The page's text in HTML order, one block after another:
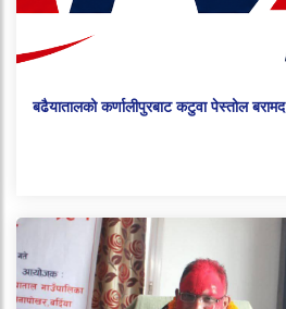
बढैयातालको कर्णालीपुरबाट कटुवा पेस्तोल बरामद